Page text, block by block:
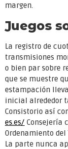
margen.
Juegos
La registro de
transmisiones
o bien par sobre
que se muestre
estampación
inicial alrededor
Consistorio así­
es.es/ Consejería
Ordenamiento
La parte nunca